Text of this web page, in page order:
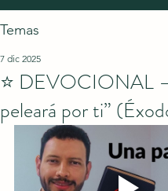
Temas
⭐ DEVOCIONAL
peleará por ti”
7 dic 2025